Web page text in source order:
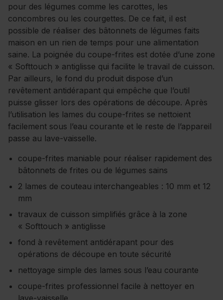
pour des légumes comme les carottes, les
concombres ou les courgettes. De ce fait, il est
possible de réaliser des bâtonnets de légumes faits
maison en un rien de temps pour une alimentation
saine. La poignée du coupe-frites est dotée d’une zone
« Softtouch » antiglisse qui facilite le travail de cuisson.
Par ailleurs, le fond du produit dispose d’un
revêtement antidérapant qui empêche que l’outil
puisse glisser lors des opérations de découpe. Après
l’utilisation les lames du coupe-frites se nettoient
facilement sous l’eau courante et le reste de l’appareil
passe au lave-vaisselle.
coupe-frites maniable pour réaliser rapidement des
bâtonnets de frites ou de légumes sains
2 lames de couteau interchangeables : 10 mm et 12
mm
travaux de cuisson simplifiés grâce à la zone
« Softtouch » antiglisse
fond à revêtement antidérapant pour des
opérations de découpe en toute sécurité
nettoyage simple des lames sous l’eau courante
coupe-frites professionnel facile à nettoyer en
lave-vaisselle